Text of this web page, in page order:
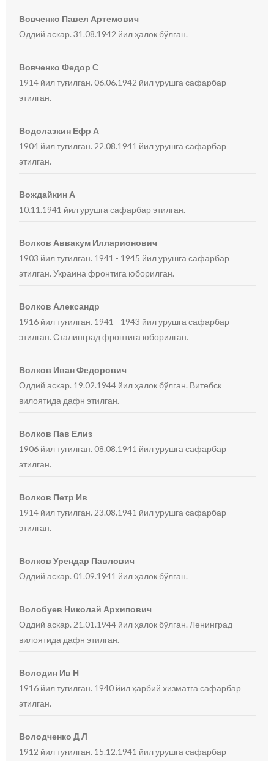
Вовченко Павел Артемович
Оддий аскар. 31.08.1942 йил ҳалок бўлган.
Вовченко Федор С
1914 йил туғилган. 06.06.1942 йил урушга сафарбар
этилган.
Водолазкин Ефр А
1904 йил туғилган. 22.08.1941 йил урушга сафарбар
этилган.
Вождайкин А
10.11.1941 йил урушга сафарбар этилган.
Волков Аввакум Илларионович
1903 йил туғилган. 1941 - 1945 йил урушга сафарбар
этилган. Украина фронтига юборилган.
Волков Александр
1916 йил туғилган. 1941 - 1943 йил урушга сафарбар
этилган. Сталинград фронтига юборилган.
Волков Иван Федорович
Оддий аскар. 19.02.1944 йил ҳалок бўлган. Витебск
вилоятида дафн этилган.
Волков Пав Елиз
1906 йил туғилган. 08.08.1941 йил урушга сафарбар
этилган.
Волков Петр Ив
1914 йил туғилган. 23.08.1941 йил урушга сафарбар
этилган.
Волков Урендар Павлович
Оддий аскар. 01.09.1941 йил ҳалок бўлган.
Волобуев Николай Архипович
Оддий аскар. 21.01.1944 йил ҳалок бўлган. Ленинград
вилоятида дафн этилган.
Володин Ив Н
1916 йил туғилган. 1940 йил ҳарбий хизматга сафарбар
этилган.
Володченко Д Л
1912 йил туғилган. 15.12.1941 йил урушга сафарбар